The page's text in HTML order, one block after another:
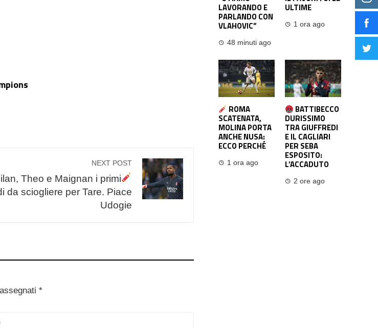
NEXT POST
Theo e Maignan i primi
da sciogliere per Tare. Piace
Udogie
*
LAVORANDO E
PARLANDO CON
VLAHOVIC”
48 minuti ago
ULTIME
1 ora ago
ROMA
SCATENATA,
MOLINA PORTA
ANCHE NUSA:
ECCO PERCHÉ
1 ora ago
BATTIBECCO
DURISSIMO
TRA GIUFFREDI
E IL CAGLIARI
PER SEBA
ESPOSITO:
L’ACCADUTO
2 ore ago